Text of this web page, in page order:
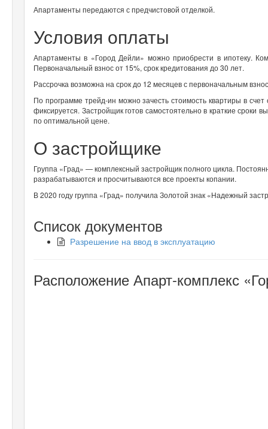
Апартаменты передаются с предчистовой отделкой.
Условия оплаты
Апартаменты в «Город Дейли» можно приобрести в ипотеку.
Первоначальный взнос от 15%, срок кредитования до 30 лет.
Рассрочка возможна на срок до 12 месяцев с первоначальным
По программе трейд-ин можно зачесть стоимость квартиры в
фиксируется. Застройщик готов самостоятельно в краткие сроки
по оптимальной цене.
О застройщике
Группа «Град» — комплексный застройщик полного цикла.
разрабатываются и просчитываются все проекты копании.
В 2020 году группа «Град» получила Золотой знак «Надежный
Список документов
Разрешение на ввод в эксплуатацию
Расположение Апарт-комплекс